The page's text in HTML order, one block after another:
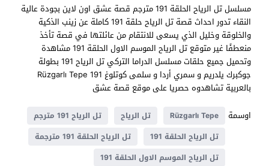
مسلسل تل الرياح الحلقة 191 مترجم قصة عشق اون لاين بجودة عالية
النقاء تدور احداث قصة تل الرياح حلقة 191 كاملة عن زينب الذكية
والخلوقة وخليل الذي يسعى للانتقام من عائلتها في قصة تأخذ
منعطفًا غير متوقع تل الرياح الموسم الاول الحلقة 191 مشاهدة
وتحميل جميع حلقات مسلسل الدراما التركي تل الرياح 191 بطولة
جوكبرك يلدريم و سمري أردا و سلمى كوتلوغ Rüzgarlı Tepe 191
بالعربية تشاهدوه حصريا على موقع قصة عشق
اوسمة
Rüzgarlı Tepe تل الرياح
تل الرياح 191 مترجم
تل الرياح الحلقة 191
تل الرياح الحلقة 191 مترجمة
تل الرياح الموسم الاول الحلقة 191